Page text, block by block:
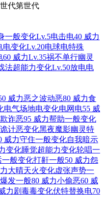
代第世代
一般变化Lv.5电击电40 威力
电变化Lv.20电球电特殊
60 威力Lv.35祸不单行幽灵
法超能力变化Lv.50放电电
威力恶之波动恶80 威力食
电气场地电变化电网 电55 威
欺诈恶95 威力帮助一般变化
诡计恶变化黑夜魔影幽灵特
威力守住一般变化自我暗示
变化睡觉超能力变化轮唱一
一般变化打鼾一般50 威力怨
大晴天火变化虚张声势一
发一般80 威力小偷恶60 威
力剧毒毒变化伏特替换电70